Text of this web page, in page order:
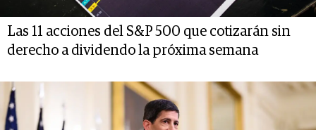
Las 11 acciones del S&P 500 que cotizarán sin
derecho a dividendo la próxima semana